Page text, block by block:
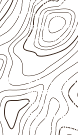
acumulada e
Valide com o
envolva
específicos.
Onde o
Marcenaria e
ambientes
quando